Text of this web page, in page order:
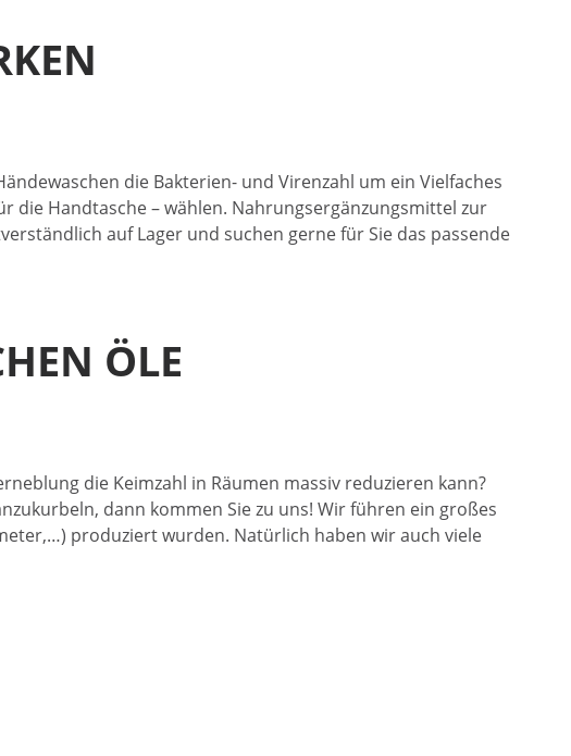
die Bakterien- und Virenzahl um ein Vielfaches
die Handtasche – wählen. Nahrungsergänzungsmittel zur
auf Lager und suchen gerne für Sie das passende
ÖLE
die Keimzahl in Räumen massiv reduzieren kann?
dann kommen Sie zu uns! Wir führen ein großes
produziert wurden. Natürlich haben wir auch viele